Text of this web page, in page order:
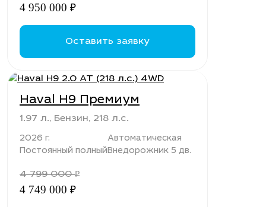
4 950 000 ₽
Оставить заявку
Haval H9 Премиум
1.97 л., Бензин, 218 л.с.
2026 г.
Постоянный полный
Автоматическая
Внедорожник 5 дв.
4 799 000₽
4 749 000 ₽